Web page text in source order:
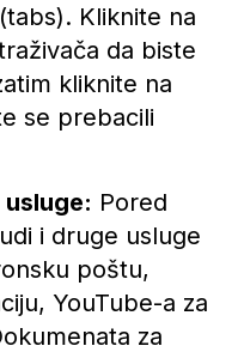
Kliknite na
da biste
kliknite na
se prebacili
Pored
i druge usluge
poštu,
YouTube-a za
za